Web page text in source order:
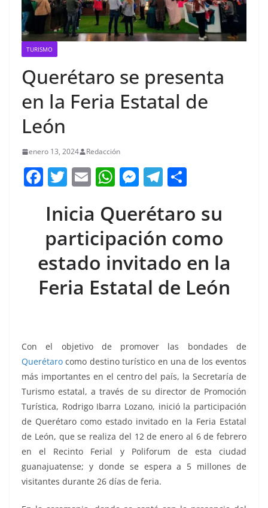
TURISMO
Querétaro se presenta
en la Feria Estatal de
León
enero 13, 2024 Redacción
F
c
e
b
o
o
T
itt
er
E
ai
l
W
at
s
A
p
p
M
ss
e
n
g
er
T
e
gr
a
m
m
p
ar
tir
Inicia Querétaro su
participación como
estado invitado en la
Feria Estatal de León
Con el objetivo de promover las bondades de
Querétaro como destino turístico en una de los eventos
más importantes en el centro del país, la Secretaría de
Turismo estatal, a través de su director de Promoción
Turística, Rodrigo Ibarra Lozano, inició la participación
de Querétaro como estado invitado en la Feria Estatal
de León, que se realiza del 12 de enero al 6 de febrero
en el Recinto Ferial y Poliforum de esta ciudad
guanajuatense; y donde se espera a 5 millones de
visitantes durante 26 días de feria.